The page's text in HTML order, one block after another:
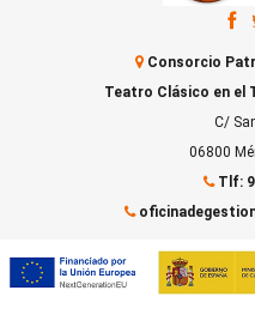
Consorcio
Teatro Clásico en el
C/
06800
Tlf: